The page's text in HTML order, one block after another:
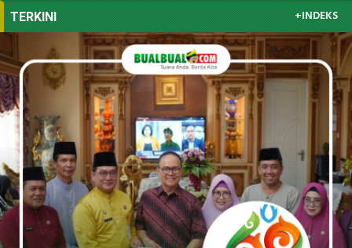
TERKINI +INDEKS